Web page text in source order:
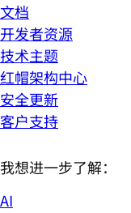
文档
开发者资源
技术主题
红帽架构中心
安全更新
客户支持
我想进一步了解：
AI